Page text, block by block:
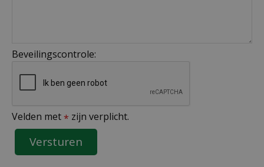
Beveilingscontrole:
Velden met * zijn verplicht.